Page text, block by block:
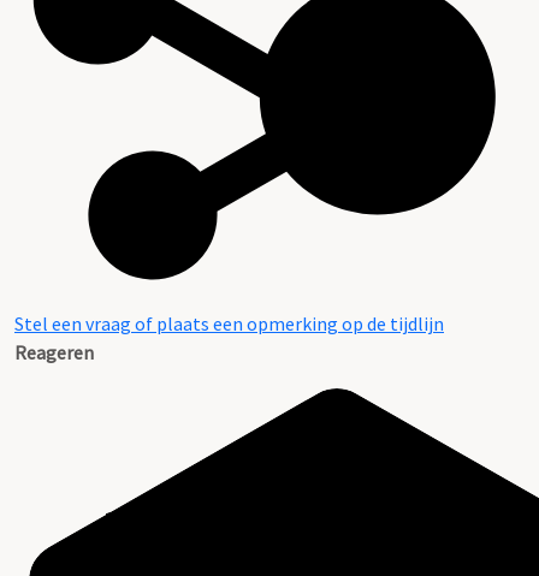
Stel een vraag of plaats een opmerking op de tijdlijn
Reageren